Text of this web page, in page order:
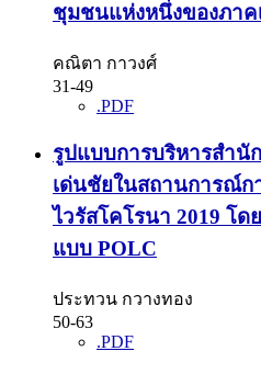
ชุมชนแห่งหนึ่งของภาค
คณิตา กาวงศ์
31-49
.PDF
รูปแบบการบริหารสำนั
เด่นชัยในสถานการณ์ก
ไวรัสโคโรนา 2019 โ
แบบ POLC
ประทวน กวางทอง
50-63
.PDF